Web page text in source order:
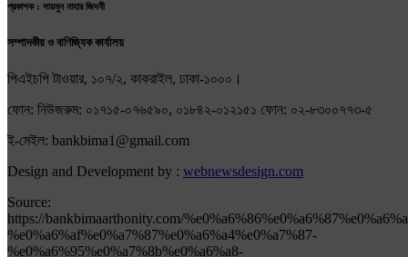
প্রকাশক : সায়মুন নাহার জিদনী
সম্পাদকীয় ও বাণিজ্যিক কার্যালয়
পিএইচপি টাওয়ার, ১০৭/২, কাকরাইল, ঢাকা-১০০০।
ফোন: নিউজরুম: ০১৭১৫-০৭৬৫৯০, ০১৮৪২-০১২১৫১ ফোন: ০২-৮৩০০৭৭৩-৫
ই-মেইল: bankbima1@gmail.com
Design and Development by : webnewsdesign.com
Source:
https://bankbimaarthonity.com/
%e0%a6%af%e0%a7%87%e0%a6%a4%e0%a7%87-
%e0%a6%95%e0%a7%8b%e0%a6%a8-